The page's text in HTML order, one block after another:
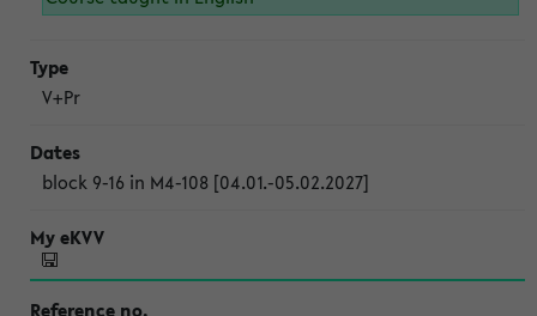
V+Pr
block 9-16 in M4-108 [04.01.-05.02.2027]